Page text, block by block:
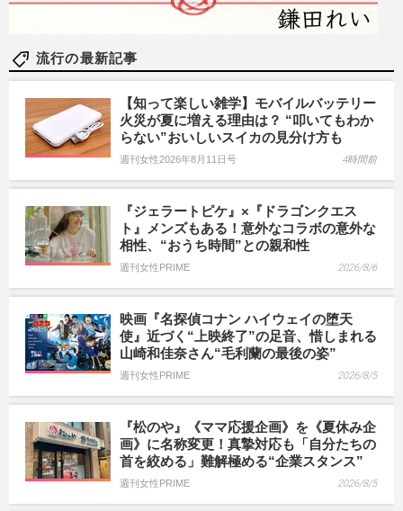
流行の最新記事
【知って楽しい雑学】モバイルバッテリー
火災が夏に増える理由は？ “叩いてもわか
らない”おいしいスイカの見分け方も
週刊女性2026年8月11日号 4時間前
『ジェラートピケ』×『ドラゴンクエス
ト』メンズもある！意外なコラボの意外な
相性、“おうち時間”との親和性
週刊女性PRIME 2026/8/6
映画『名探偵コナン ハイウェイの堕天
使』近づく“上映終了”の足音、惜しまれる
山崎和佳奈さん“毛利蘭の最後の姿”
週刊女性PRIME 2026/8/5
『松のや』《ママ応援企画》を《夏休み企
画》に名称変更！真摯対応も「自分たちの
首を絞める」難解極める“企業スタンス”
週刊女性PRIME 2026/8/5